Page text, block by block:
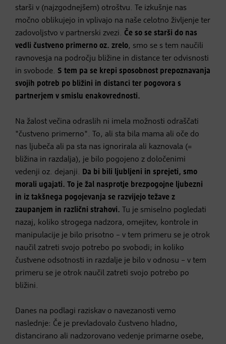
starši v (najzgodnejšem) otroštvu. Te izkušnje nas
močno oblikujejo in vplivajo na naše celotno življenje ter
zadovoljstvo v partnerski zvezi. Če so se starši do nas
vedli čustveno primerno oz. zrelo, smo se s tem naučili
ravnovesja na področju bližine in distance ter odvisnosti
in svobode. S tem pa se krepi sposobnost prepoznavanja
svojih potreb po bližini in distanci ter pogovora s
partnerjem v smislu enakovrednosti.
Na žalost večina odraslih ni imela možnosti odraščati
"čustveno primerno". To, ali sta bila mama ali oče do
nas ljubeča ali pa sta nas ignorirala ali kaznovala (=
bližina in razdalja), je bilo pogojeno z določenimi
vedenji oz. dejanji. Da bi bili ljubljeni in sprejeti, smo
morali ugajati. To je žal nasprotje brezpogojne ljubezni
in iz takšnega pogojevanja se razvijejo težave z
zaupanjem in različni strahovi.
Tu je smiselno pogledati
nazaj, koliko strogega nadzora, omejitev, kontrole in
manipulacije je bilo prisotno – v tem primeru se je otrok
naučil zatreti svojo potrebo po svobodi; in koliko
čustvene odsotnosti in razdalje je bilo v odnosu – v tem
primeru se je otrok naučil zatreti svojo potrebo po
bližini.
Danes na podlagi raziskav o navezanosti vemo
naslednje: Če je prevladovalo čustveno hladno,
distancirano ali nadzorovano vedenje primarne osebe,